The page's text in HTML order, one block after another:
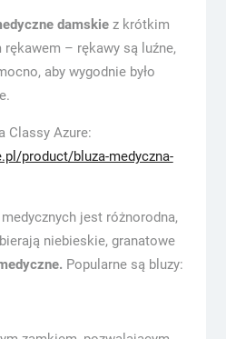
damskiez krótkim
rękawem – rękawy są luźne,
aby wygodnie było
Classy Azure:
product/bluza-medyczna-
jest różnorodna,
niebieskie, granatowe
Popularne są bluzy: